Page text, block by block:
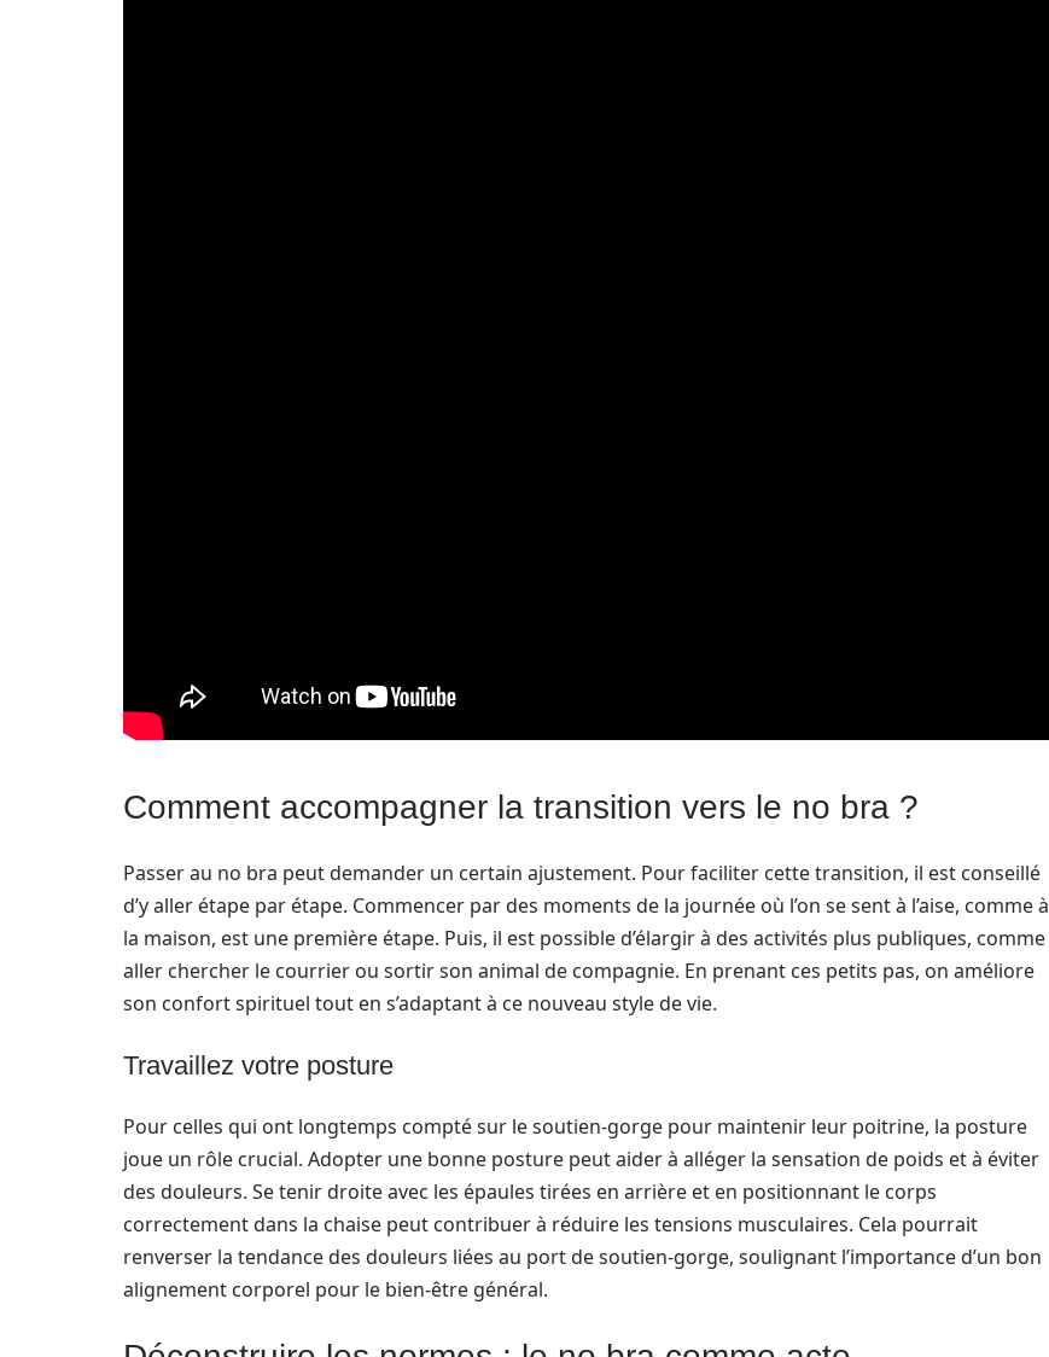
Comment accompagner la transition vers le no bra ?
Passer au no bra peut demander un certain ajustement. Pour faciliter cette transition, il est conseillé
d’y aller étape par étape. Commencer par des moments de la journée où l’on se sent à l’aise, comme à
la maison, est une première étape. Puis, il est possible d’élargir à des activités plus publiques, comme
aller chercher le courrier ou sortir son animal de compagnie. En prenant ces petits pas, on améliore
son confort spirituel tout en s’adaptant à ce nouveau style de vie.
Travaillez votre posture
Pour celles qui ont longtemps compté sur le soutien-gorge pour maintenir leur poitrine, la posture
joue un rôle crucial. Adopter une bonne posture peut aider à alléger la sensation de poids et à éviter
des douleurs. Se tenir droite avec les épaules tirées en arrière et en positionnant le corps
correctement dans la chaise peut contribuer à réduire les tensions musculaires. Cela pourrait
renverser la tendance des douleurs liées au port de soutien-gorge, soulignant l’importance d’un bon
alignement corporel pour le bien-être général.